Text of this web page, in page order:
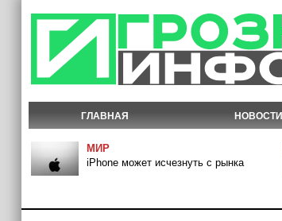
ГЛАВНАЯ НОВОСТИ
МИР
iPhone может исчезнуть с рынка